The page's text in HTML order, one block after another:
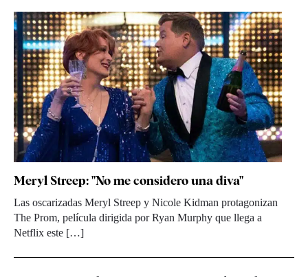
Meryl Streep: "No me considero una diva"
Las oscarizadas Meryl Streep y Nicole Kidman protagonizan
The Prom, película dirigida por Ryan Murphy que llega a
Netflix este […]